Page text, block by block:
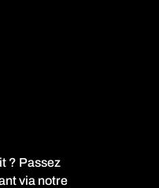
? Passez
via notre